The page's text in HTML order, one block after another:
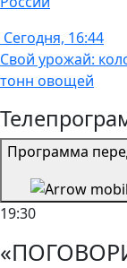
Сегодня, 16:44
Свой урожай:
тонн овощей
Программа
19:30